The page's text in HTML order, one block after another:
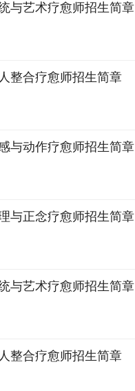
与艺术疗愈师招生简章
整合疗愈师招生简章
与动作疗愈师招生简章
与正念疗愈师招生简章
与艺术疗愈师招生简章
整合疗愈师招生简章